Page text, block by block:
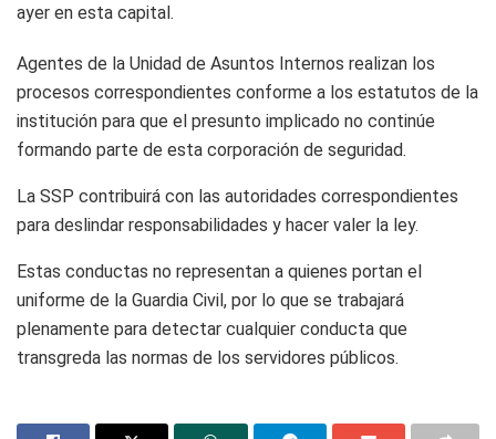
ayer en esta capital.
Agentes de la Unidad de Asuntos Internos realizan los
procesos correspondientes conforme a los estatutos de la
institución para que el presunto implicado no continúe
formando parte de esta corporación de seguridad.
La SSP contribuirá con las autoridades correspondientes
para deslindar responsabilidades y hacer valer la ley.
Estas conductas no representan a quienes portan el
uniforme de la Guardia Civil, por lo que se trabajará
plenamente para detectar cualquier conducta que
transgreda las normas de los servidores públicos.